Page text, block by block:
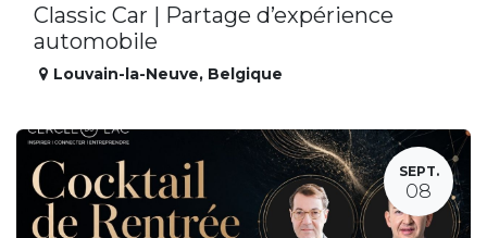
Classic Car | Partage d’expérience
automobile
Louvain-la-Neuve, Belgique
SEPT.
08